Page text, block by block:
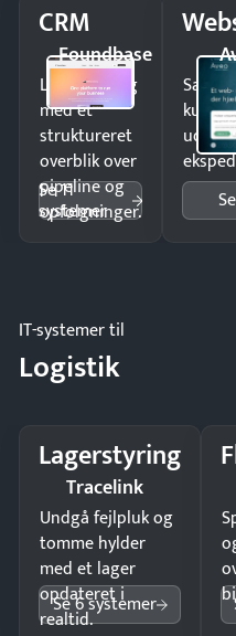
CRM
Foundbase
Luk flere salg
med et
struktureret
overblik over
pipeline og
opfølgninger.
Se 11
systemer
Sælg
uden
IT-systemer til
Logistik
Lagerstyring
Tracelink
Undgå fejlpluk og
tomme hylder
med et lager
opdateret i
realtid.
Se 6 systemer